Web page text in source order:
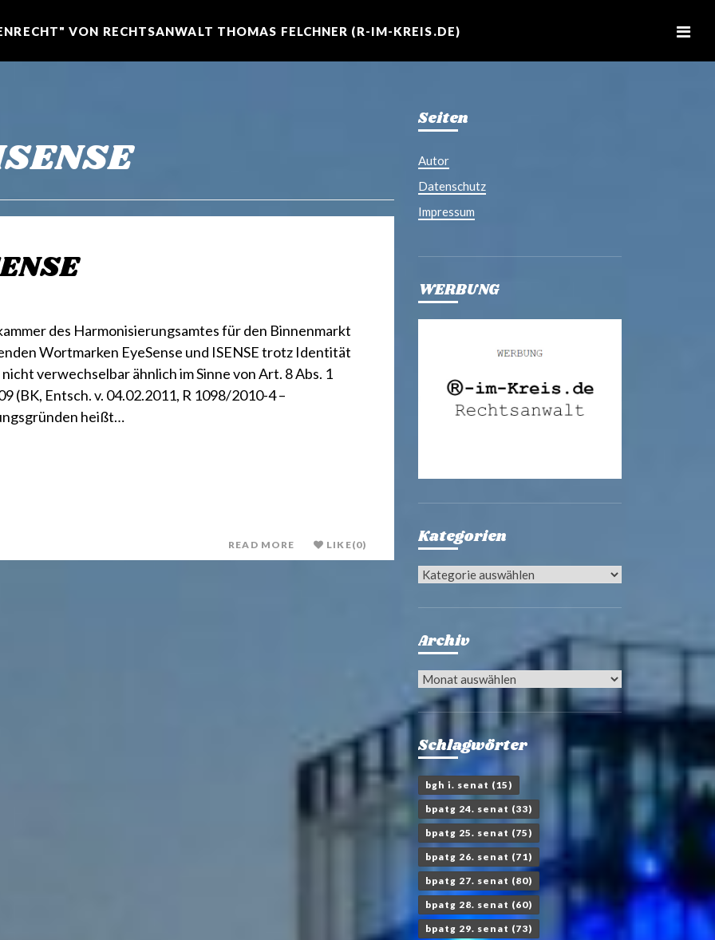
VON RECHTSANWALT THOMAS FELCHNER (R-IM-KREIS.DE)
des Harmonisierungsamtes für den Binnenmarkt
Wortmarken EyeSense und ISENSE trotz Identität
verwechselbar ähnlich im Sinne von Art. 8 Abs. 1
(BK, Entsch. v. 04.02.2011, R 1098/2010-4 –
heißt…
READ MORE LIKE(0)
Seiten
Autor
Datenschutz
Impressum
WERBUNG
Kategorien
Kategorien
Archiv
Archiv
Schlagwörter
bgh i. senat (15)
bpatg 24. senat (33)
bpatg 25. senat (75)
bpatg 26. senat (71)
bpatg 27. senat (80)
bpatg 28. senat (60)
bpatg 29. senat (73)